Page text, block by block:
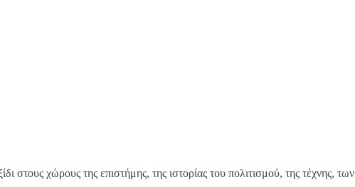
στους χώρους της επιστήμης, της ιστορίας του πολιτισμού, της τέχνης, των